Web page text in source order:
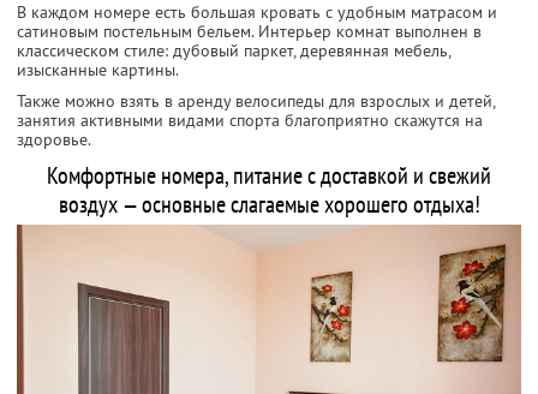
В каждом номере есть большая кровать с удобным матрасом и
сатиновым постельным бельем. Интерьер комнат выполнен в
классическом стиле: дубовый паркет, деревянная мебель,
изысканные картины.
Также можно взять в аренду велосипеды для взрослых и детей,
занятия активными видами спорта благоприятно скажутся на
здоровье.
Комфортные номера, питание с доставкой и свежий
воздух — основные слагаемые хорошего отдыха!